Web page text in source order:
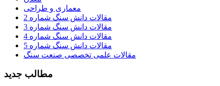
معماری و طراحی
مقالات دانش سنگ شماره 2
مقالات دانش سنگ شماره 3
مقالات دانش سنگ شماره 4
مقالات دانش سنگ شماره 5
مقالات علمی تخصصی صنعت سنگ
مطالب جدید